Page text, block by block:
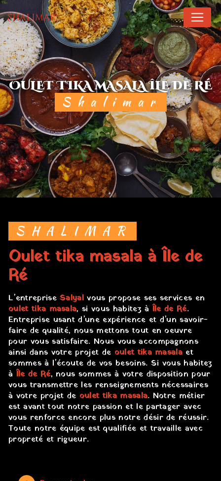
Shalimar
OULET TIKA MASALA ÎLE DE RÉ
Shalimar
SHALIMAR
oulet tika masala à Île de
Ré
L’entrepriseSalyal vous propose ses services en
oulet tika masala, si vous habitez àÎle de Ré.
Entreprise usant d’une expérience et d’un savoir-
faire de qualité, nous mettons tout en oeuvre
pour vous satisfaire. Nous vous accompagnons
ainsi dans votre projet de oulet tika masala et
sommes à l’écoute de vos besoins. Si vous habitez
àÎle de Ré, nous sommes à votre disposition pour
vous transmettre les renseignements nécessaires
à votre projet de oulet tika masala. Notre métier
est avant tout notre passion et le partager avec
vous renforce encore plus notre désir de réussir.
Toute notre équipe est qualifiée et travaille avec
propreté et rigueur.
Panneau de gestion des cookies